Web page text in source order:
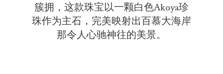
簇拥，这款珠宝以一颗白色Akoya珍
珠作为主石，完美映射出百慕大海岸
那令人心驰神往的美⁠景。